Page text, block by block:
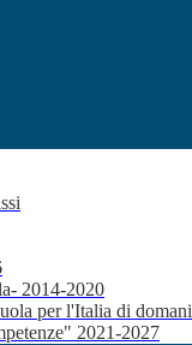
2014-2020
per l'Italia di domani
2021-2027